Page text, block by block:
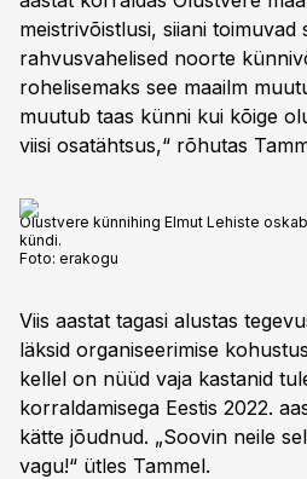
meistrivõistlusi, siiani toimuvad
rahvusvahelised noorte
rohelisemaks see maailm
muutub taas künni kui kõige
viisi osatähtsus,“ rõhutas
Olustvere künnihing Elmut Lehiste
kündi.
Foto: erakogu
Viis aastat tagasi alustas
läksid organiseerimise
kellel on nüüd vaja kastanid
korraldamisega Eestis 2022.
kätte jõudnud. „Soovin neile
vagu!“ ütles Tammel.